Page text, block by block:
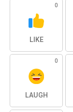
0
LIKE
0
LAUGH